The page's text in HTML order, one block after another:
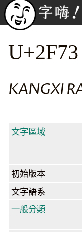
U+2F73
KANGXI
文字區域
初始版本
文字語系
一般分類